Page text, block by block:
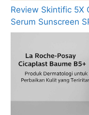
Review Skintific 5X
Serum Sunscreen